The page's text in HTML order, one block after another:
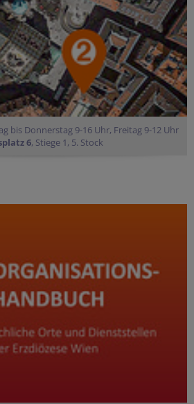
bis Donnerstag 9-16 Uhr, Freitag 9-12 Uhr
6, Stiege 1, 5. Stock